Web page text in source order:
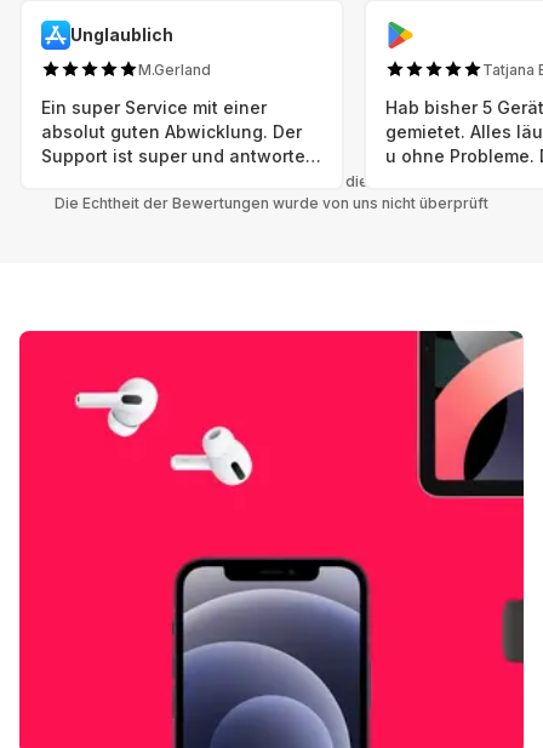
Unglaublich
M.Gerland
Ein super Service mit einer
absolut guten Abwicklung. Der
Support ist super und antworte
Tatjana
Hab bisher 5
gemietet. Alles
u ohne Probleme.
einwandfreien
Nachhaltig u wer
mal wieder ein
hat (Xbox,
Smartphone etc),
Grover nur
Möglichkeit
besteht nach
Alle Bewertungen beziehen sich auf die Grover App.
Die Echtheit der Bewertungen wurde von uns nicht überprüft